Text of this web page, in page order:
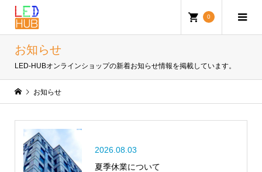
0
お知らせ
LED-HUBオンラインショップの新着お知らせ情報を掲載しています。
お知らせ
2026.08.03
夏季休業について